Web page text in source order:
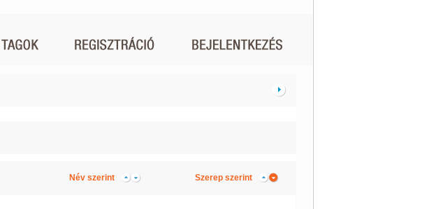
Név szerint Szerep szerint